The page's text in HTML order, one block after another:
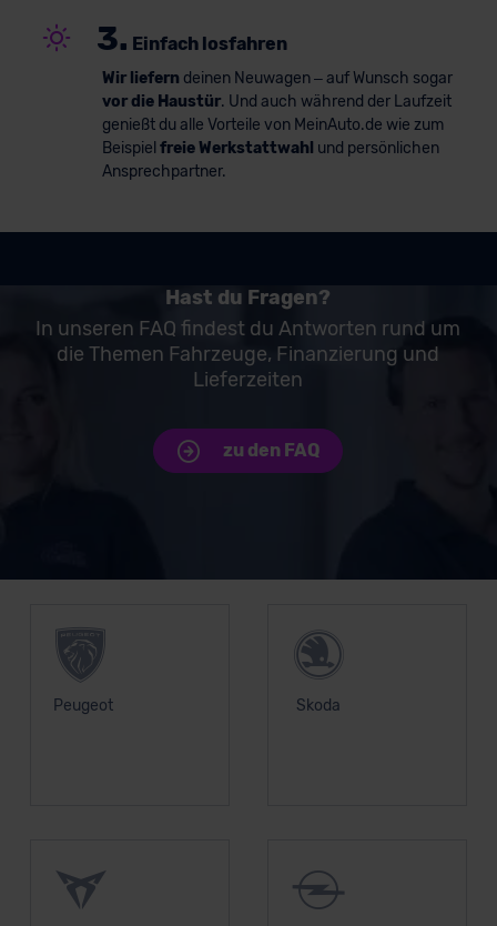
3. Einfach losfahren
Wir liefern deinen Neuwagen – auf Wunsch sogar
vor die Haustür. Und auch während der Laufzeit
genießt du alle Vorteile von MeinAuto.de wie zum
Beispiel freie Werkstattwahl und persönlichen
Ansprechpartner.
Hast du Fragen?
In unseren FAQ findest du Antworten rund um
die Themen Fahrzeuge, Finanzierung und
Lieferzeiten
zu den FAQ
Peugeot Skoda